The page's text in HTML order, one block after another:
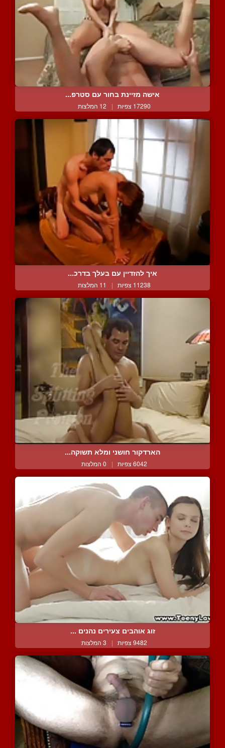
אישה מזיינת בחור עם סטרפ...
17290 צפיות | 12 המלצות
איך להזדיין עם בעלך בדרכ...
11238 צפיות | 11 המלצות
הארדקור חושני ומלא תשוקה...
6042 צפיות | 0 המלצות
זוג אוהבים צעירים נהנים ...
9482 צפיות | 3 המלצות